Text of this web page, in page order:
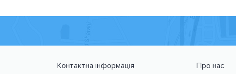
Контактна інформація Про нас